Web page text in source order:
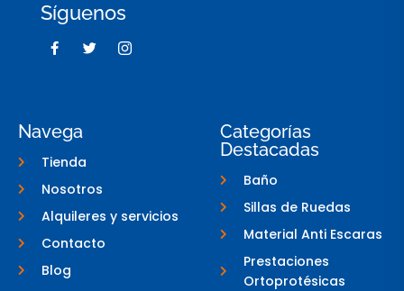
Síguenos
F
a
k
f
T
w
I
c
m
Navega
Tienda
Nosotros
Alquileres y servicios
Contacto
Blog
Categorías
Destacadas
Baño
Sillas de Ruedas
Material Anti Escaras
Prestaciones
Ortoprotésicas